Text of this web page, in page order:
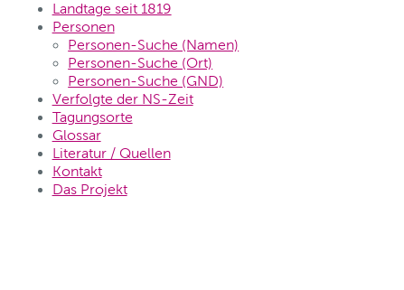
Landtage seit 1819
Personen
Personen-Suche (Namen)
Personen-Suche (Ort)
Personen-Suche (GND)
Verfolgte der NS-Zeit
Tagungsorte
Glossar
Literatur / Quellen
Kontakt
Das Projekt